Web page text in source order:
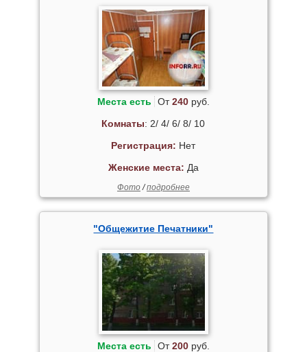
Места есть От240руб.
Комнаты: 2/ 4/ 6/ 8/ 10
Регистрация: Нет
Женские места: Да
Фото/подробнее
"Общежитие Печатники"
Места есть От200руб.